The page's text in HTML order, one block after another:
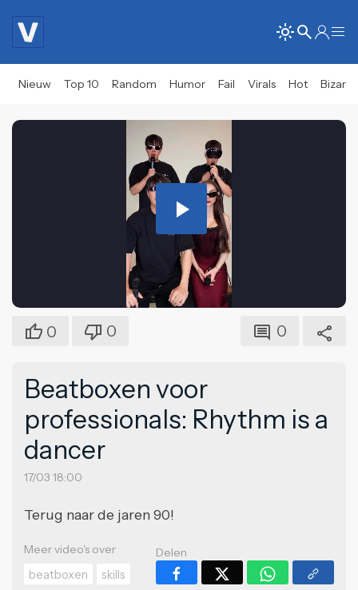
Nieuw Top 10 Random Humor Fail Virals Hot Bizar
Play
Video
0 0 0
Beatboxen voor
professionals: Rhythm is a
dancer
17/03 18:00
Terug naar de jaren 90!
Meer video's over
beatboxen
skills
Delen